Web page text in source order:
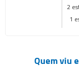
2
1
Quem viu